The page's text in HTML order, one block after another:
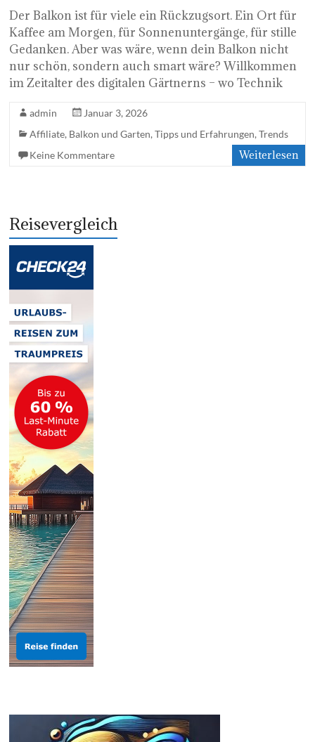
Der Balkon ist für viele ein Rückzugsort. Ein Ort für
Kaffee am Morgen, für Sonnenuntergänge, für stille
Gedanken. Aber was wäre, wenn dein Balkon nicht
nur schön, sondern auch smart wäre? Willkommen
im Zeitalter des digitalen Gärtnerns – wo Technik
admin
Januar 3, 2026
Affiliate, Balkon und Garten,Tipps und Erfahrungen,Trends
Keine Kommentare
Weiterlesen
Reisevergleich